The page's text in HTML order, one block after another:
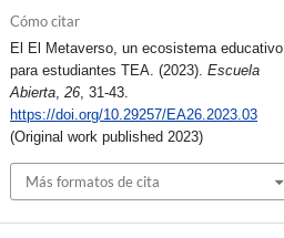
Cómo citar
El El Metaverso, un ecosistema educativo
para estudiantes TEA. (2023).Escuela
Abierta ,26 , 31-43.
https://doi.org/10.29257/EA26.2023.03
(Original work published 2023)
Más formatos de cita